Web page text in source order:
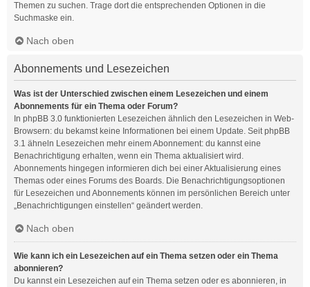
Themen zu suchen. Trage dort die entsprechenden Optionen in die
Suchmaske ein.
Nach oben
Abonnements und Lesezeichen
Was ist der Unterschied zwischen einem Lesezeichen und einem
Abonnements für ein Thema oder Forum?
In phpBB 3.0 funktionierten Lesezeichen ähnlich den Lesezeichen in Web-
Browsern: du bekamst keine Informationen bei einem Update. Seit phpBB
3.1 ähneln Lesezeichen mehr einem Abonnement: du kannst eine
Benachrichtigung erhalten, wenn ein Thema aktualisiert wird.
Abonnements hingegen informieren dich bei einer Aktualisierung eines
Themas oder eines Forums des Boards. Die Benachrichtigungsoptionen
für Lesezeichen und Abonnements können im persönlichen Bereich unter
„Benachrichtigungen einstellen“ geändert werden.
Nach oben
Wie kann ich ein Lesezeichen auf ein Thema setzen oder ein Thema
abonnieren?
Du kannst ein Lesezeichen auf ein Thema setzen oder es abonnieren, in